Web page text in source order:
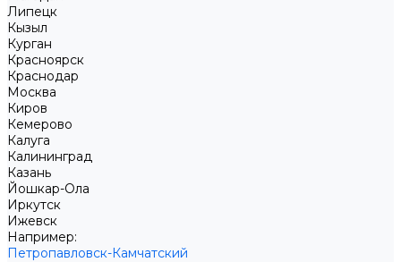
Липецк
Кызыл
Курган
Красноярск
Краснодар
Москва
Киров
Кемерово
Калуга
Калининград
Казань
Йошкар-Ола
Иркутск
Ижевск
Например:
Петропавловск-Камчатский